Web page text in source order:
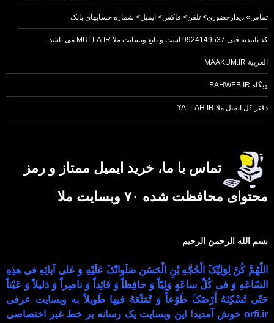
تماس» دیدارحضوری> تلفن> فاکس> ایمیل> شماره حسابهای بانک
کد تاییدیه فنی 9924149537 است و تابع وبسایت ملا MULLA.IR می باشد.
العربیة MAAKUM.IR
وبگاه BAHWEB.IR
دفتر کل ایمیل ملا YALLAH.IR
تماس با ما، خرید ایمیل ممتاز و رمز
محتوای محافظت شده ۷۰ وبسایت ملا
بسم الله الرحمن الرحیم
اللّهُمَّ کُنْ لِوَلِیِّکَ الْحُجَّهِ بْنِ الْحَسَن صَلَواتُکَ عَلَیْهِ وَ عَلى آبائِهِ فی هذِهِ
السّاعَهِ وَ فی کُلِّ ساعَهٍ وَلِیّاً وَ حافِظاً وَ قائِداً وَ ناصِراً وَ دَلیلاً وَ عَیْناً
حَتّى تُسْکِنَهُ أَرْضَکَ طَوْعاً وَ تُمَتِّعَهُ فیها طَویلاً به وبسایت عرفی
orfi.ir خوش آمدید! این وبسایت یک رسانه بر خط غیر اختصاصی